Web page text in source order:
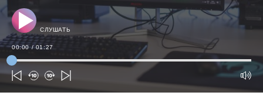
СЛУШАТЬ
00:00/01:27